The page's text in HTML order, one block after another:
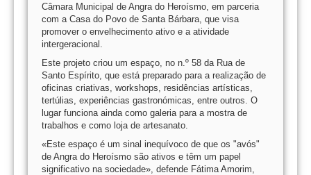
Câmara Municipal de Angra do Heroísmo, em parceria
com a Casa do Povo de Santa Bárbara, que visa
promover o envelhecimento ativo e a atividade
intergeracional.
Este projeto criou um espaço, no n.º 58 da Rua de
Santo Espírito, que está preparado para a realização de
oficinas criativas, workshops, residências artísticas,
tertúlias, experiências gastronómicas, entre outros. O
lugar funciona ainda como galeria para a mostra de
trabalhos e como loja de artesanato.
«Este espaço é um sinal inequívoco de que os "avós"
de Angra do Heroísmo são ativos e têm um papel
significativo na sociedade», defende Fátima Amorim,